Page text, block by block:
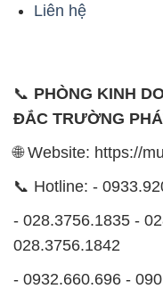
Liên hệ
📞 PHÒNG KINH
ĐẮC TRƯỜNG
🌐 Website: https://
📞 Hotline: -
- 028.3756.1835 -
028.3756.1842
- 0932.660.696 -